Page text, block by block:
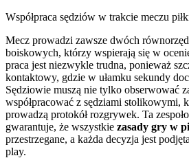
Współpraca sędziów w trakcie meczu
Mecz prowadzi zawsze dwóch
boiskowych, którzy wspierają się w
praca jest niezwykle trudna, ponieważ
kontaktowy, gdzie w ułamku sekundy
Sędziowie muszą nie tylko obserwować
współpracować z sędziami stolikowymi,
prowadzą protokół rozgrywek. Ta
gwarantuje, że wszystkie zasady gry w
przestrzegane, a każda decyzja jest
play.